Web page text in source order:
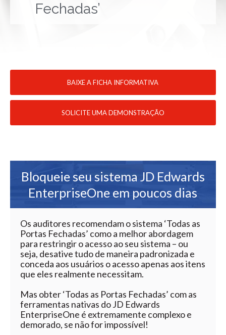
Fechadas’
BAIXE A FICHA INFORMATIVA
SOLICITE UMA DEMONSTRAÇÃO
Bloqueie seu sistema JD Edwards
EnterpriseOne em poucos dias
Os auditores recomendam o sistema ‘Todas as
Portas Fechadas’ como a melhor abordagem
para restringir o acesso ao seu sistema – ou
seja, desative tudo de maneira padronizada e
conceda aos usuários o acesso apenas aos itens
que eles realmente necessitam.
Mas obter ‘Todas as Portas Fechadas’ com as
ferramentas nativas do JD Edwards
EnterpriseOne é extremamente complexo e
demorado, se não for impossível!